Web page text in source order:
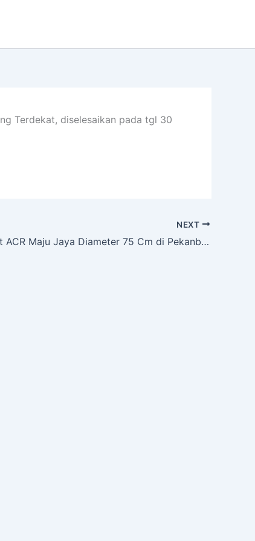
Terdekat, diselesaikan pada tgl 30
NEXT
Neon Box Bulat ACR Maju Jaya Diameter 75 Cm di Pekanbaru